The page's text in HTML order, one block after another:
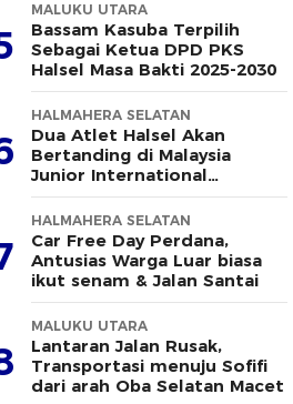
MALUKU UTARA
Bassam Kasuba Terpilih
Sebagai Ketua DPD PKS
Halsel Masa Bakti 2025-2030
HALMAHERA SELATAN
Dua Atlet Halsel Akan
Bertanding di Malaysia
Junior International
Challange 2025, Berikut
Dukungan Pemerintah
Daerah
HALMAHERA SELATAN
Car Free Day Perdana,
Antusias Warga Luar biasa
ikut senam & Jalan Santai
MALUKU UTARA
Lantaran Jalan Rusak,
Transportasi menuju Sofifi
dari arah Oba Selatan Macet